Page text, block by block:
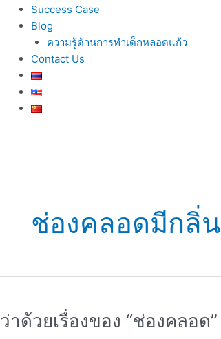
Success Case
Blog
ความรู้ด้านการทำเด็กหลอดแก้ว
Contact Us
ช่องคลอดมีกลิ่น
ว่าด้วยเรื่องของ “ช่องคลอด”
เรื่อง